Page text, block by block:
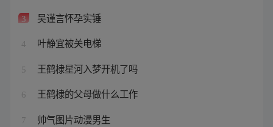
3 吴谨言怀孕实锤
4 叶静宜被关电梯
5 王鹤棣星河入梦开机了吗
6 王鹤棣的父母做什么工作
7 帅气图片动漫男生